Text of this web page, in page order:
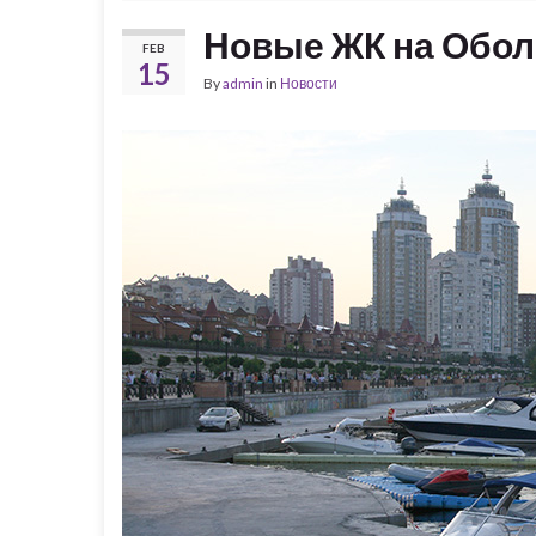
FEB
15
Новые ЖК на
Byadmin in Новости